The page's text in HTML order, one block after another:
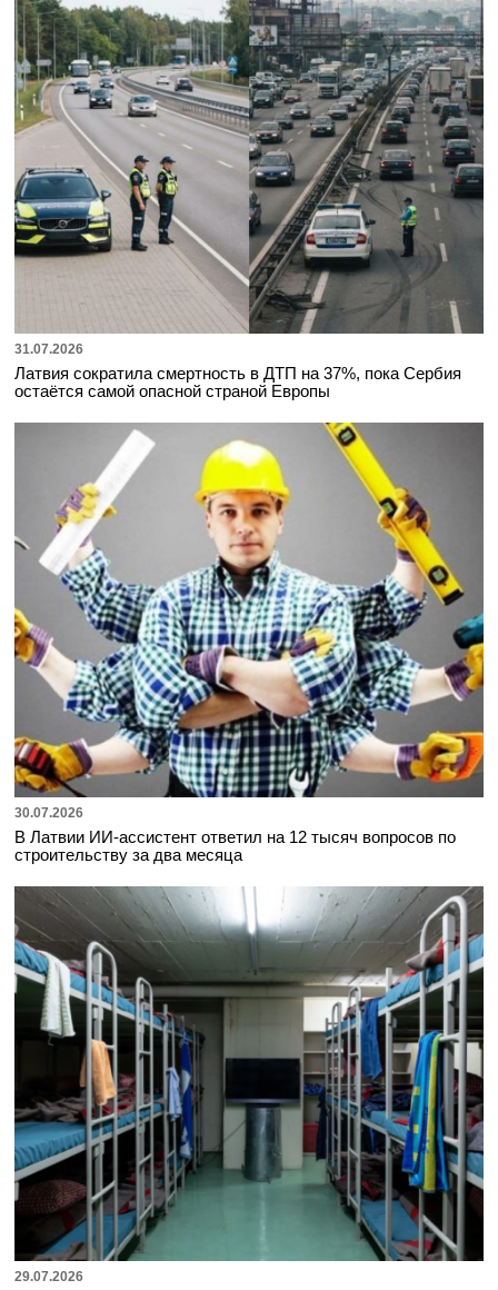
31.07.2026
Латвия сократила смертность в ДТП на 37%, пока Сербия
остаётся самой опасной страной Европы
30.07.2026
В Латвии ИИ-ассистент ответил на 12 тысяч вопросов по
строительству за два месяца
29.07.2026